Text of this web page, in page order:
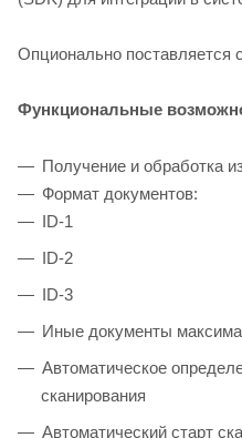
Опционально поставляется
Функциональные
Получение и обработка
Формат документов:
ID-1
ID-2
ID-3
Иные документы
Автоматическое
сканирования
Автоматический старт